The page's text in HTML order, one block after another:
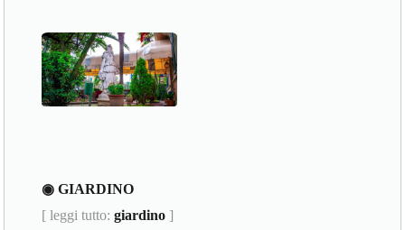
◉ GIARDINO
[ leggi tutto:giardino ]